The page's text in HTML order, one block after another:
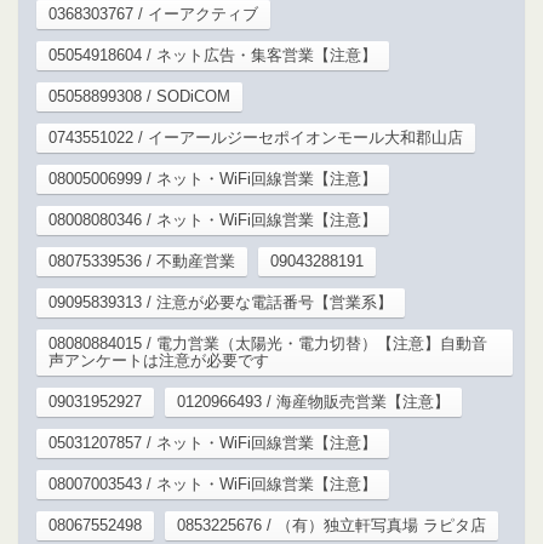
0368303767 / イーアクティブ
05054918604 / ネット広告・集客営業【注意】
05058899308 / SODiCOM
0743551022 / イーアールジーセポイオンモール大和郡山店
08005006999 / ネット・WiFi回線営業【注意】
08008080346 / ネット・WiFi回線営業【注意】
08075339536 / 不動産営業 09043288191
09095839313 / 注意が必要な電話番号【営業系】
08080884015 / 電力営業（太陽光・電力切替）【注意】自動音
声アンケートは注意が必要です
09031952927 0120966493 / 海産物販売営業【注意】
05031207857 / ネット・WiFi回線営業【注意】
08007003543 / ネット・WiFi回線営業【注意】
08067552498 0853225676 / （有）独立軒写真場 ラピタ店